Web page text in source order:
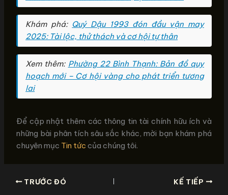
Khám phá: Quý Dậu 1993 đón đầu vận may
2025: Tài lộc, thử thách và cơ hội tự thân
Xem thêm: Phường 22 Bình Thạnh: Bản đồ quy
hoạch mới – Cơ hội vàng cho phát triển tương
lai
Để cập nhật thêm các thông tin tài chính hữu ích và
những bài phân tích sâu sắc khác, mời bạn khám phá
chuyên mục Tin tức của chúng tôi.
TRƯỚC ĐÓ KẾ TIẾP